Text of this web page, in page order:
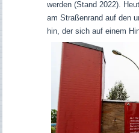
werden (Stand 2022).
am Straßenrand auf den
hin, der sich auf einem